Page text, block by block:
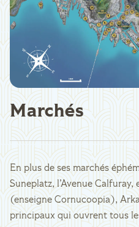
Marchés
En plus de ses marchés
Suneplatz, l’Avenue
(enseigne Cornucoopia),
principaux qui ouvrent tous